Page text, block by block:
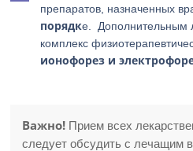
препаратов, назначенных
порядке. Дополнительным
комплекс
ионофорез и
Важно! Прием всех
следует обсудить с лечащим